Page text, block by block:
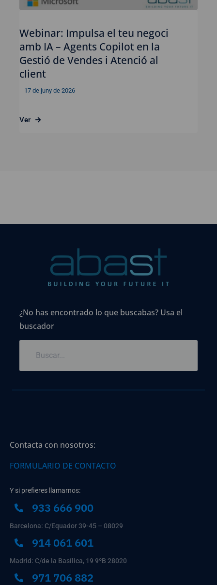
Webinar: Impulsa el teu negoci
amb IA – Agents Copilot en la
Gestió de Vendes i Atenció al
client
17 de juny de 2026
Ver
¿No has encontrado lo que buscabas? Usa el
buscador
Contacta con nosotros:
FORMULARIO DE CONTACTO
Y si prefieres llamarnos:
933 666 900
Barcelona: C/Equador 39-45 – 08029
914 061 601
Madrid: C/de la Basílica, 19 9ºB 28020
971 706 882